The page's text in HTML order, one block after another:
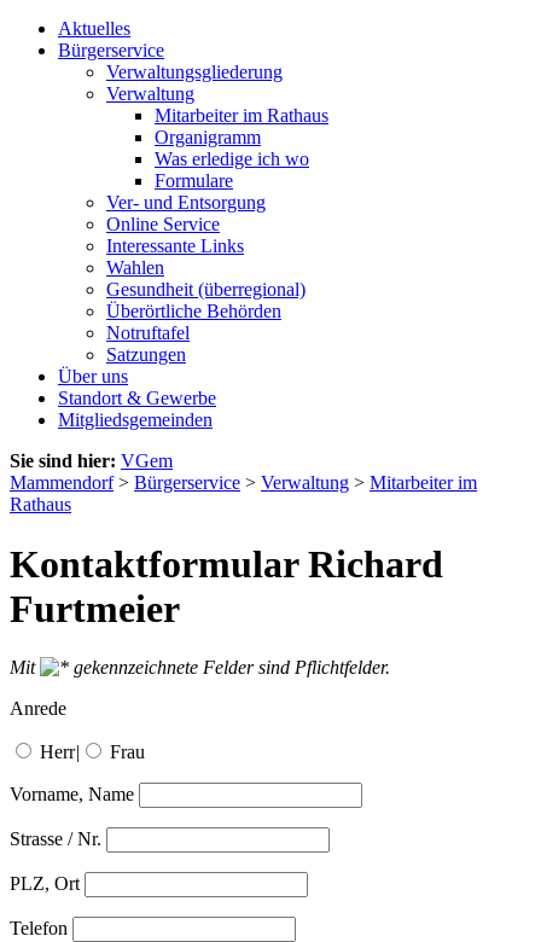
Aktuelles
Bürgerservice
Verwaltungsgliederung
Verwaltung
Mitarbeiter im Rathaus
Organigramm
Was erledige ich wo
Formulare
Ver- und Entsorgung
Online Service
Interessante Links
Wahlen
Gesundheit (überregional)
Überörtliche Behörden
Notruftafel
Satzungen
Über uns
Standort & Gewerbe
Mitgliedsgemeinden
Sie sind hier: VGem
Mammendorf> Bürgerservice > Verwaltung > Mitarbeiter im
Rathaus
Kontaktformular Richard
Furtmeier
Mit
gekennzeichnete Felder sind Pflichtfelder.
Anrede
Herr| Frau
Vorname, Name
Strasse / Nr.
PLZ, Ort
Telefon